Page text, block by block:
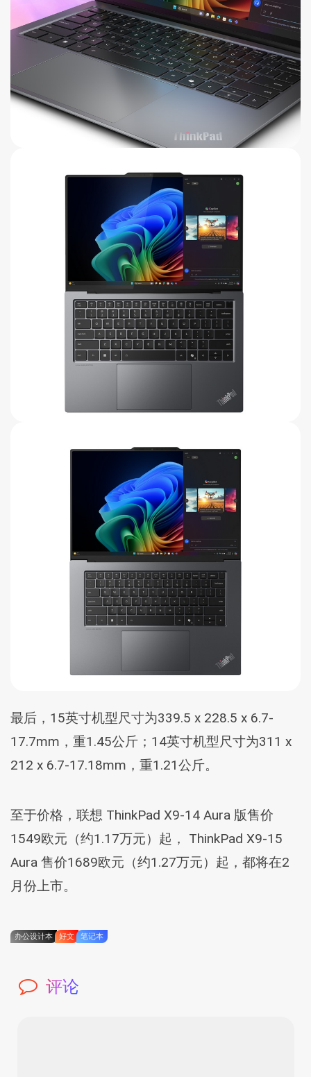
最后，15英寸机型尺寸为339.5 x 228.5 x 6.7-
17.7mm，重1.45公斤；14英寸机型尺寸为311 x
212 x 6.7-17.18mm，重1.21公斤。
至于价格，联想 ThinkPad X9-14 Aura 版售价
1549欧元（约1.17万元）起， ThinkPad X9-15
Aura 售价1689欧元（约1.27万元）起，都将在2
月份上市。
办公设计本 好文 笔记本
评论